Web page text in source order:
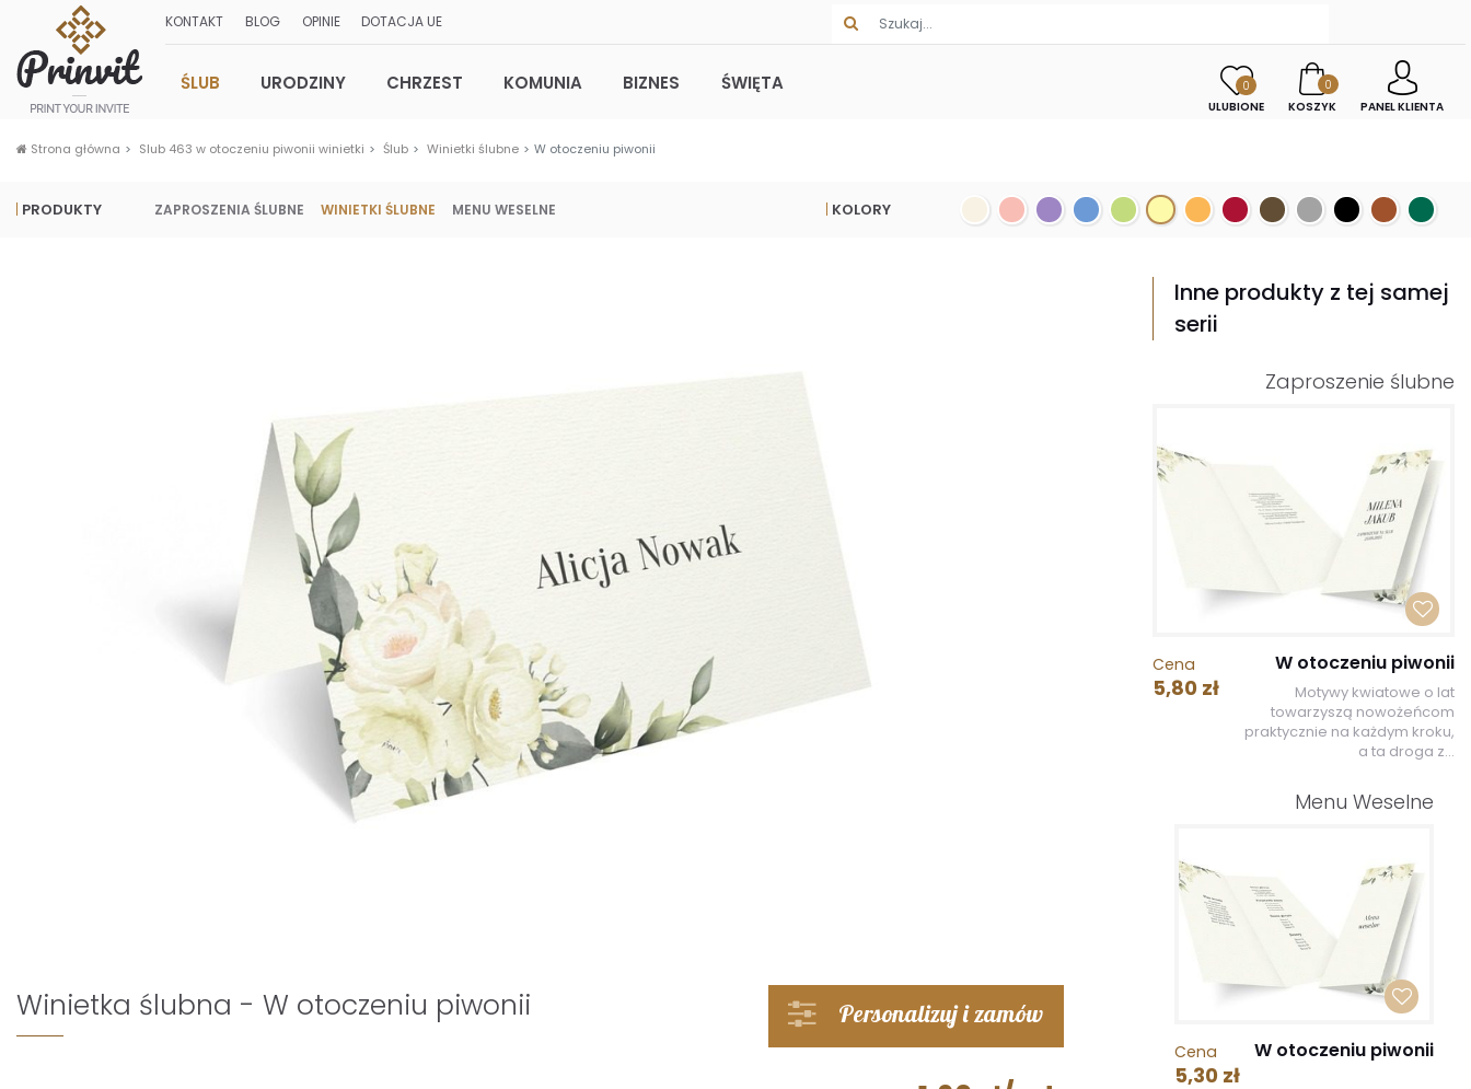
KONTAKT BLOG OPINIE DOTACJA UE
ŚLUB URODZINY CHRZEST KOMUNIA BIZNES ŚWIĘTA
0
ULUBIONE
0
KOSZYK
PANEL KLIENTA
Strona główna Slub 463 w otoczeniu piwonii winietki Ślub Winietki ślubne W otoczeniu piwonii
PRODUKTY ZAPROSZENIA ŚLUBNE WINIETKI ŚLUBNE MENU WESELNE KOLORY
Personalizuj i zamów
Winietka ślubna - W otoczeniu piwonii
Inne produkty z tej samej
serii
Zaproszenie ślubne
Cena
5,80 zł
W otoczeniu piwonii
Motywy kwiatowe o lat
towarzyszą nowożeńcom
praktycznie na każdym kroku,
a ta droga z...
Menu Weselne
Cena
5,30 zł
W otoczeniu piwonii